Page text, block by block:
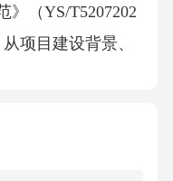
》（YS/T5207202
项目建设背景、
基础设施、走访